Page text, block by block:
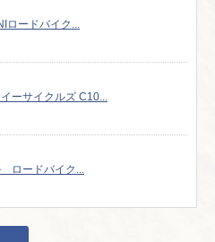
ロードバイク...
ーサイクルズ C10...
ロードバイク...